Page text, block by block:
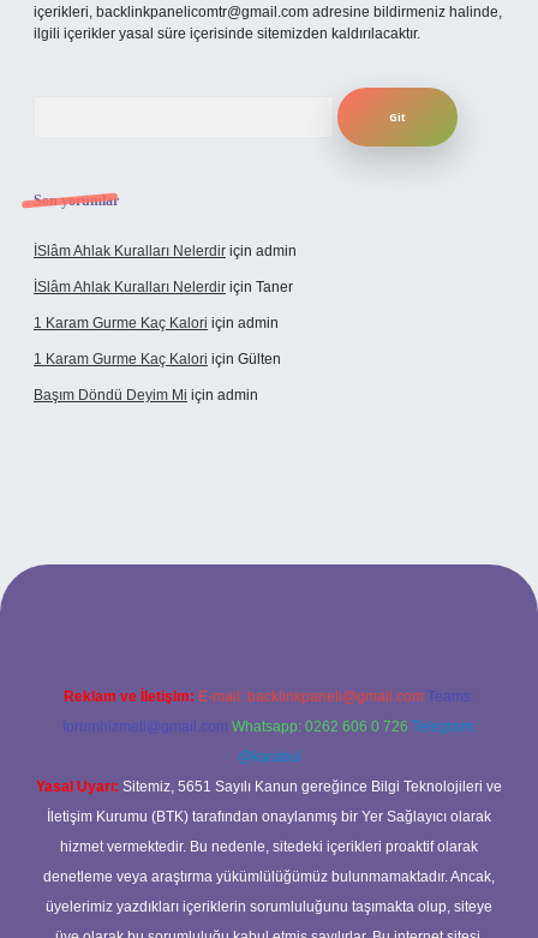
içerikleri, backlinkpanelicomtr@gmail.com adresine bildirmeniz halinde,
ilgili içerikler yasal süre içerisinde sitemizden kaldırılacaktır.
Son yorumlar
İSlâm Ahlak Kuralları Nelerdir için admin
İSlâm Ahlak Kuralları Nelerdir için Taner
1 Karam Gurme Kaç Kalori için admin
1 Karam Gurme Kaç Kalori için Gülten
Başım Döndü Deyim Mi için admin
Reklam ve İletişim: E-mail: backlinkpaneli@gmail.com Teams:
forumhizmeti@gmail.com Whatsapp: 0262 606 0 726 Telegram:
@karabul
Yasal Uyarı: Sitemiz, 5651 Sayılı Kanun gereğince Bilgi Teknolojileri ve
İletişim Kurumu (BTK) tarafından onaylanmış bir Yer Sağlayıcı olarak
hizmet vermektedir. Bu nedenle, sitedeki içerikleri proaktif olarak
denetleme veya araştırma yükümlülüğümüz bulunmamaktadır. Ancak,
üyelerimiz yazdıkları içeriklerin sorumluluğunu taşımakta olup, siteye